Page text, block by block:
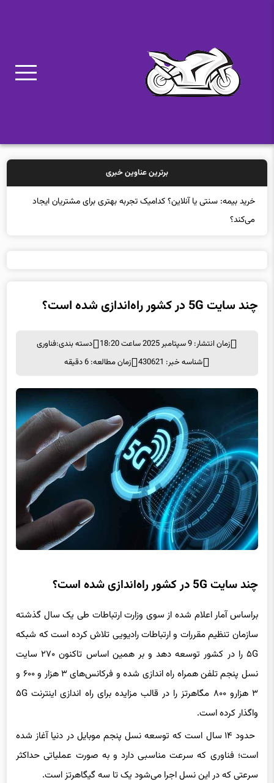
برترین عناوین خبری
خرید بیمه: سنتی یا آنلاین؟ کدامیک تجربه بهتری برای مشتریان ایجاد
می‌کند؟
چند سایت 5G در کشور راه‌اندازی شده است؟
زمان انتشار: 9 سپتامبر 2025 ساعت 18:20 دسته بندی:فناوری
شناسه خبر: 430621
زمان مطالعه: 6 دقیقه
چند سایت 5G در کشور راه‌اندازی شده است؟
براساس آمار اعلام شده از سوی وزارت ارتباطات طی یک سال گذشته
سازمان تنظیم مقررات و ارتباطات رادیویی تلاش کرده است که شبکه
۵G را در کشور توسعه دهد و بر همین اساس تاکنون ۲۷۰ سایت
نسل پنجم تلفن همراه راه اندازی شده و فرکانس‌های ۳ هزار و ۶۰۰ و
۳ هزارو ۸۰۰ مگاهرتز را در قالب مزایده برای راه اندازی اینترنت ۵G
واگذار کرده است.
حدود ۱۴ سال است که توسعه نسل پنجم موبایل در دنیا آغاز شده
است؛ فناوری که سرعت مناسبی دارد و به صورت عملیاتی حداکثر
سرعتی که در این نسل اجرا می‌شود یک تا سه گیگاهرتز است.